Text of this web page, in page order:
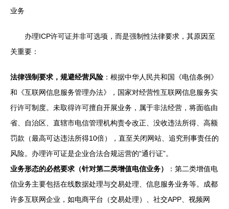
业务
办理ICP许可证并非可选项，而是强制性法律要求，其原因至
关重要：
法律强制要求，规避经营风险 ：根据中华人民共和国《电信条例》
和《互联网信息服务管理办法》，国家对经营性互联网信息服务实
行许可制度。未取得许可擅自开展业务，属于非法经营，将面临由
省、自治区、直辖市电信管理机构责令改正、没收违法所得、高额
罚款（最高可达违法所得10倍），直至关闭网站、追究刑事责任的
风险。办理许可证是企业合法合规运营的“通行证”。
业务形态的必然要求（针对第二类增值电信业务）
：第二类增值电
信业务主要包括在线数据处理与交易处理、信息服务业务等。成都
许多互联网企业，如电商平台（交易处理）、社交APP、视频网